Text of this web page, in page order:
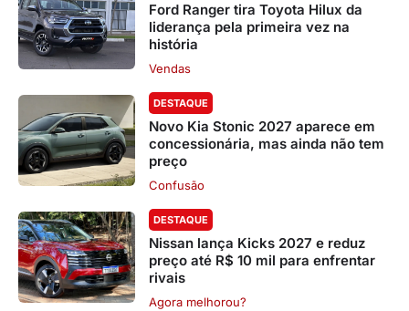
Ford Ranger tira Toyota Hilux da
liderança pela primeira vez na
história
Vendas
DESTAQUE
Novo Kia Stonic 2027 aparece em
concessionária, mas ainda não tem
preço
Confusão
DESTAQUE
Nissan lança Kicks 2027 e reduz
preço até R$ 10 mil para enfrentar
rivais
Agora melhorou?